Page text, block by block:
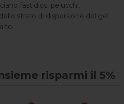
fastidiosi pelucchi.
strato di dispersione del gel
risparmi il 5%